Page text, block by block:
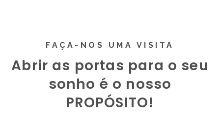
FAÇA-NOS UMA VISITA
Abrir as portas para o seu
sonho é o nosso
PROPÓSITO!